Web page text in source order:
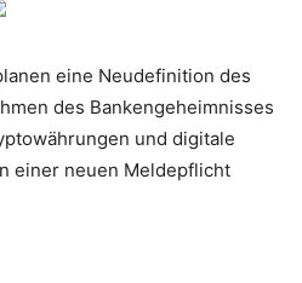
eine Neudefinition des
des Bankengeheimnisses
und digitale
einer neuen Meldepflicht